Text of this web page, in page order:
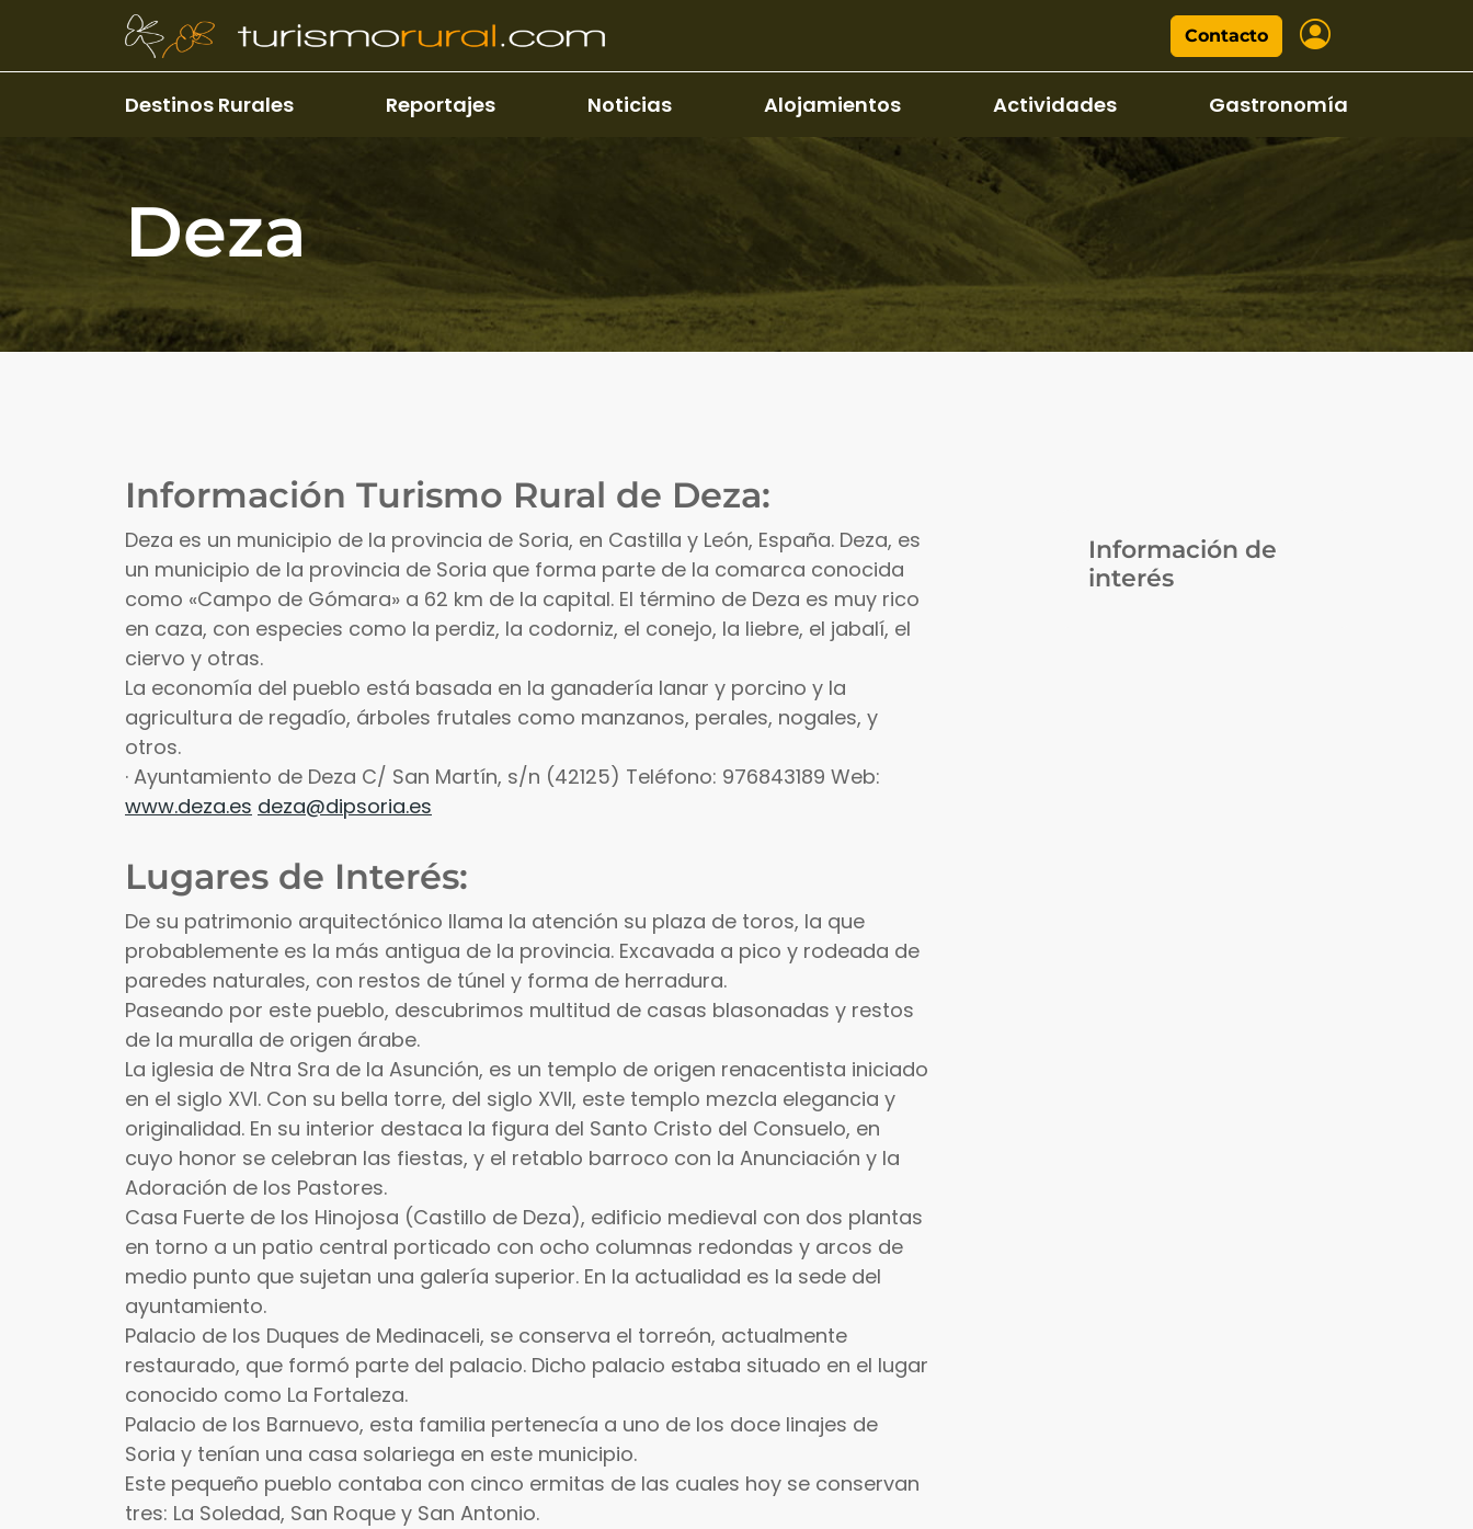
Pasar al contenido principal
Contacto
Destinos Rurales Reportajes Noticias Alojamientos Actividades Gastronomía
Deza
Información Turismo Rural de Deza:
Deza es un municipio de la provincia de Soria, en Castilla y León, España. Deza, es
un municipio de la provincia de Soria que forma parte de la comarca conocida
como «Campo de Gómara» a 62 km de la capital. El término de Deza es muy rico
en caza, con especies como la perdiz, la codorniz, el conejo, la liebre, el jabalí, el
ciervo y otras.
La economía del pueblo está basada en la ganadería lanar y porcino y la
agricultura de regadío, árboles frutales como manzanos, perales, nogales, y
otros.
· Ayuntamiento de Deza C/ San Martín, s/n (42125) Teléfono: 976843189 Web:
www.deza.es deza@dipsoria.es
Lugares de Interés:
De su patrimonio arquitectónico llama la atención su plaza de toros, la que
probablemente es la más antigua de la provincia. Excavada a pico y rodeada de
paredes naturales, con restos de túnel y forma de herradura.
Paseando por este pueblo, descubrimos multitud de casas blasonadas y restos
de la muralla de origen árabe.
La iglesia de Ntra Sra de la Asunción, es un templo de origen renacentista iniciado
en el siglo XVI. Con su bella torre, del siglo XVII, este templo mezcla elegancia y
originalidad. En su interior destaca la figura del Santo Cristo del Consuelo, en
cuyo honor se celebran las fiestas, y el retablo barroco con la Anunciación y la
Adoración de los Pastores.
Casa Fuerte de los Hinojosa (Castillo de Deza), edificio medieval con dos plantas
en torno a un patio central porticado con ocho columnas redondas y arcos de
medio punto que sujetan una galería superior. En la actualidad es la sede del
ayuntamiento.
Palacio de los Duques de Medinaceli, se conserva el torreón, actualmente
restaurado, que formó parte del palacio. Dicho palacio estaba situado en el lugar
conocido como La Fortaleza.
Palacio de los Barnuevo, esta familia pertenecía a uno de los doce linajes de
Soria y tenían una casa solariega en este municipio.
Este pequeño pueblo contaba con cinco ermitas de las cuales hoy se conservan
tres: La Soledad, San Roque y San Antonio.
Información de
interés